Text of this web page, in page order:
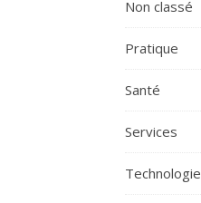
Non classé
Pratique
Santé
Services
Technologie